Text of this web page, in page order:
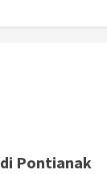
Pontianak